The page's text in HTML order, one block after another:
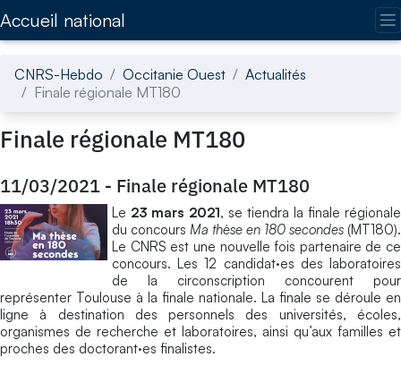
Accueil national
CNRS-Hebdo Occitanie Ouest
Actualités
Finale régionale MT180
Finale régionale MT180
11/03/2021 - Finale régionale MT180
Le 23 mars 2021, se tiendra la finale régionale
du concours Ma thèse en 180 secondes (MT180).
Le CNRS est une nouvelle fois partenaire de ce
concours. Les 12 candidat·es des laboratoires
de la circonscription concourent pour
représenter Toulouse à la finale nationale. La finale se déroule en
ligne à destination des personnels des universités, écoles,
organismes de recherche et laboratoires, ainsi qu’aux familles et
proches des doctorant·es finalistes.